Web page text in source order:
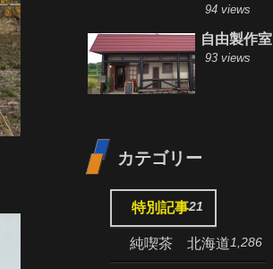
94 views
自由製作室
93 views
カテゴリー
特別記事21
純喫茶 北海道1,286